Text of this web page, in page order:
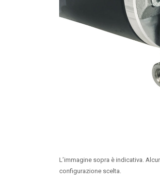
L’immagine sopra è indicativa.
configurazione scelta.